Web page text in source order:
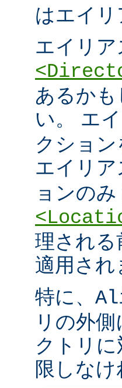
はエイ
エイリア
あるか
い。 エ
クショ
エイリ
ョンの
理される
適用され
特に、
リの外
クトリ
限しな